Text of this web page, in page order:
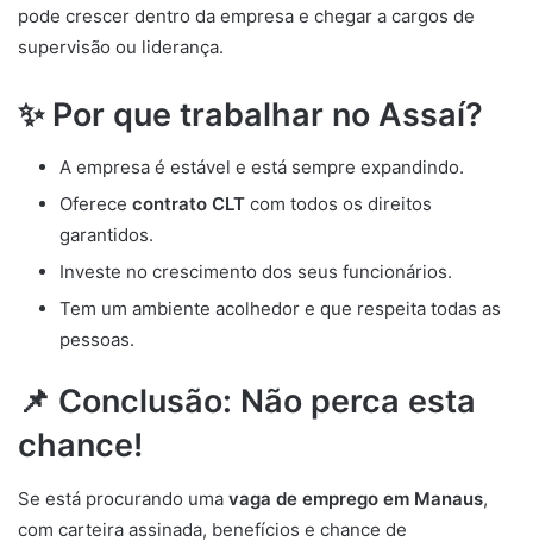
pode crescer dentro da empresa e chegar a cargos de
supervisão ou liderança.
✨ Por que trabalhar no Assaí?
A empresa é estável e está sempre expandindo.
Oferece contrato CLT com todos os direitos
garantidos.
Investe no crescimento dos seus funcionários.
Tem um ambiente acolhedor e que respeita todas as
pessoas.
📌 Conclusão: Não perca esta
chance!
Se está procurando uma vaga de emprego em Manaus,
com carteira assinada, benefícios e chance de